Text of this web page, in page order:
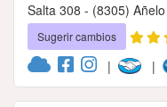
Salta 308 - (8305) Añelo
Sugerir cambios
| |